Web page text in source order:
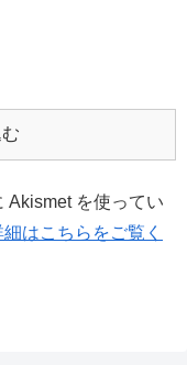
Akismet を使ってい
はこちらをご覧く